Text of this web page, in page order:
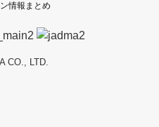
情報まとめ
CO., LTD.